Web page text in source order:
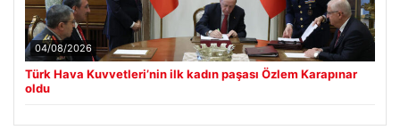
04/08/2026
Türk Hava Kuvvetleri’nin ilk kadın paşası Özlem Karapınar
oldu